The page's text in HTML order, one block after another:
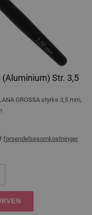
Str. 3,5
GROSSA styrke 3,5 mm,
forsendelsesomkostninger